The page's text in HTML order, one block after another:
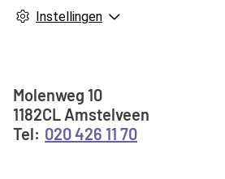
Instellingen
Adresgegevens
Molenweg 10
1182CL Amstelveen
020 426 11 70